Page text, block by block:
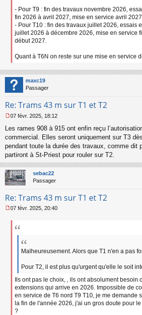
- Pour T9 : fin des travaux novembre 2026,
fin 2026 à avril 2027, mise en service avril
- Pour T10 : fin des travaux juillet 2026, essais
juillet 2026 à décembre 2026, mise en service
début 2027.
Quant à T6N on reste sur une mise en service
maxc19
Passager
Re: Trams 43 m sur T1 et T2
e
s
g
n
o
u
07 févr. 2025, 18:12
Les rames 908 à 915 ont enfin reçu
commercial. Elles seront uniquement sur T3
pendant toute la durée des travaux, comme dit
partiront à St-Priest pour rouler sur T2.
sebac22
Passager
Re: Trams 43 m sur T1 et T2
e
07 févr. 2025, 20:40
Malheureusement. Alors que T1 n'en a pas
Pour T2, il est plus qu'urgent qu'elle le soit
Ils ont pas le choix, , ils ont absolument besoin
extensions qui arrive en 2026. Impossible de
en service de T6 nord T9 T10, je me demande
la fin de l'année 2026, j'ai un gros doute pour
?